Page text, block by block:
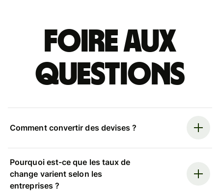
Foire aux
questions
Comment convertir des devises ?
Pourquoi est-ce que les taux de
change varient selon les
entreprises ?